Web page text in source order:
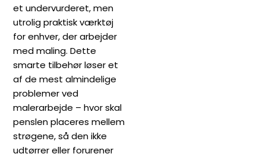
et undervurderet, men
utrolig praktisk værktøj
for enhver, der arbejder
med maling. Dette
smarte tilbehør løser et
af de mest almindelige
problemer ved
malerarbejde – hvor skal
penslen placeres mellem
strøgene, så den ikke
udtørrer eller forurener